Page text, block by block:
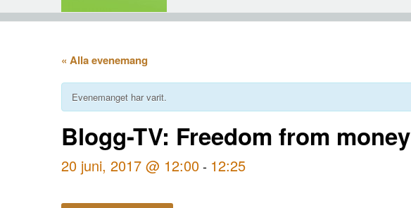
« Alla evenemang
Evenemanget har varit.
Blogg-TV: Freedom from money
20 juni, 2017 @ 12:00- 12:25